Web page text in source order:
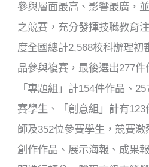
參與層面最高、影響最廣，
之競賽，充分發揮技職教育
度全國總計2,568校科辦理初
品參與複賽，最後選出277件
「專題組」計154件作品、 25
賽學生、「創意組」計有123
師及352位參賽學生 ， 競賽激
創作作品、展示海報、成果